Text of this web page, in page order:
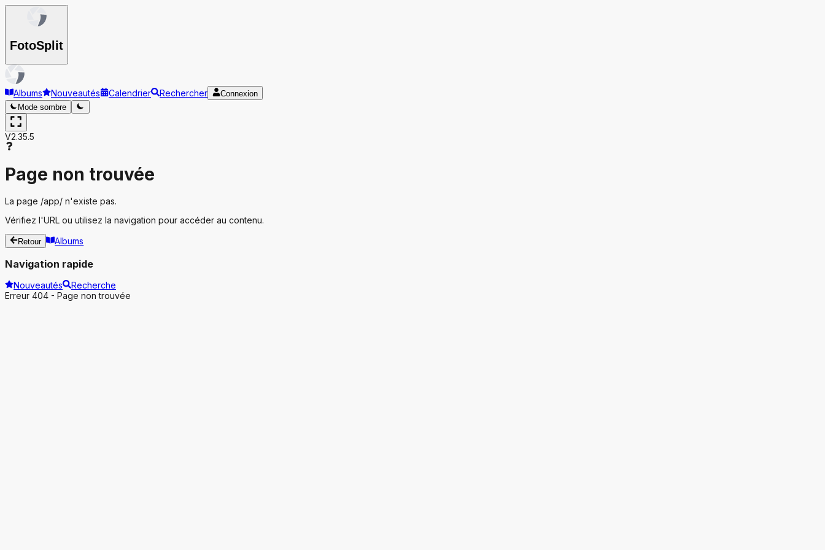
FotoSplit
Albums Nouveautés Calendrier Rechercher
Connexion
Mode sombre
V2.35.5
Page non trouvée
La page /app/ n'existe pas.
Vérifiez l'URL ou utilisez la navigation pour accéder au contenu.
Retour Albums
Navigation rapide
Nouveautés
Recherche
Erreur 404 - Page non trouvée